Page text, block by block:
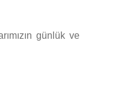
günlük ve